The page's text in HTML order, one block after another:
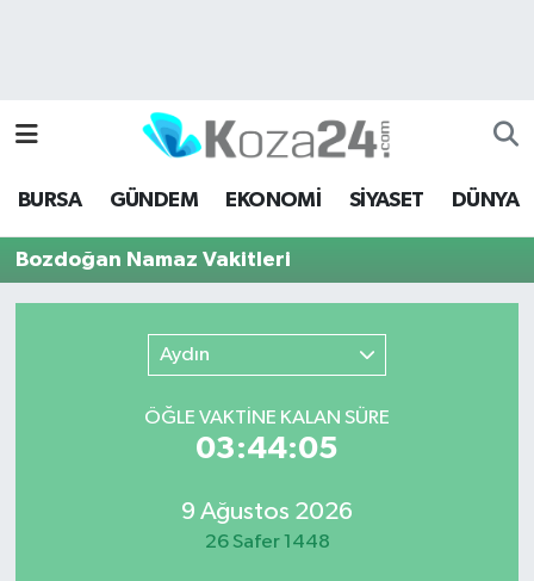
BURSA GÜNDEM EKONOMİ SİYASET DÜNYA
Bozdoğan Namaz Vakitleri
Aydın
ÖĞLE VAKTİNE KALAN SÜRE
03:44:05
9 Ağustos 2026
26 Safer 1448
Bursa Hava Durumu
Bursa Namaz Vakitleri
Bursa Trafik Yoğunluk Haritası
Süper Lig Puan Durumu ve Fikstür
Son Dakika Haberleri